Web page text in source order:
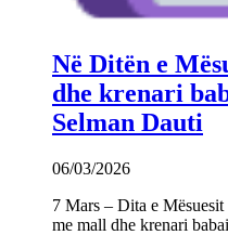
Në Ditën e
dhe krenari
Selman Dauti
06/03/2026
7 Mars – Dita e
me mall dhe krenari